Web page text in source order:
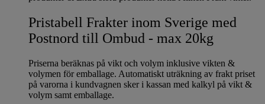
Pristabell Frakter inom Sverige med
Postnord till Ombud - max 20kg
Priserna beräknas på vikt och volym inklusive vikten &
volymen för emballage. Automatiskt uträkning av frakt priset
på varorna i kundvagnen sker i kassan med kalkyl på vikt &
volym samt emballage.